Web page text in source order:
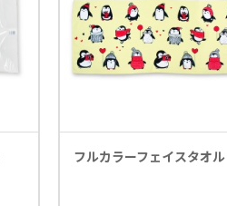
フルカラーフェイスタオル